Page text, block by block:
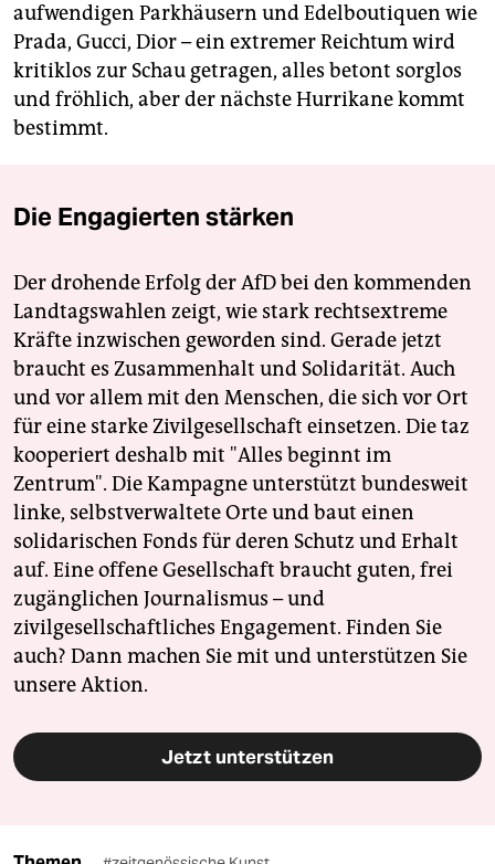
aufwendigen Parkhäusern und Edelboutiquen wie
Prada, Gucci, Dior – ein extremer Reichtum wird
kritiklos zur Schau getragen, alles betont sorglos
und fröhlich, aber der nächste Hurrikane kommt
bestimmt.
Die Engagierten stärken
Der drohende Erfolg der AfD bei den kommenden
Landtagswahlen zeigt, wie stark rechtsextreme
Kräfte inzwischen geworden sind. Gerade jetzt
braucht es Zusammenhalt und Solidarität. Auch
und vor allem mit den Menschen, die sich vor Ort
für eine starke Zivilgesellschaft einsetzen. Die taz
kooperiert deshalb mit "Alles beginnt im
Zentrum". Die Kampagne unterstützt bundesweit
linke, selbstverwaltete Orte und baut einen
solidarischen Fonds für deren Schutz und Erhalt
auf. Eine offene Gesellschaft braucht guten, frei
zugänglichen Journalismus – und
zivilgesellschaftliches Engagement. Finden Sie
auch? Dann machen Sie mit und unterstützen Sie
unsere Aktion.
Jetzt unterstützen